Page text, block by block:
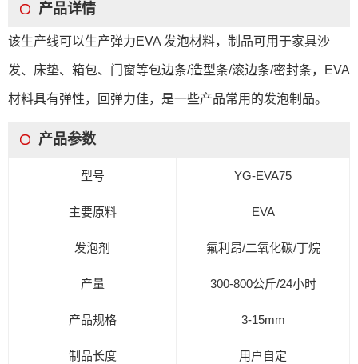
产品详情
该生产线可以生产弹力EVA 发泡材料，制品可用于家具沙
发、床垫、箱包、门窗等包边条/造型条/滚边条/密封条，EVA
材料具有弹性，回弹力佳，是一些产品常用的发泡制品。
产品参数
型号 YG-EVA75
主要原料 EVA
发泡剂 氟利昂/二氧化碳/丁烷
产量 300-800公斤/24小时
产品规格 3-15mm
制品长度 用户自定